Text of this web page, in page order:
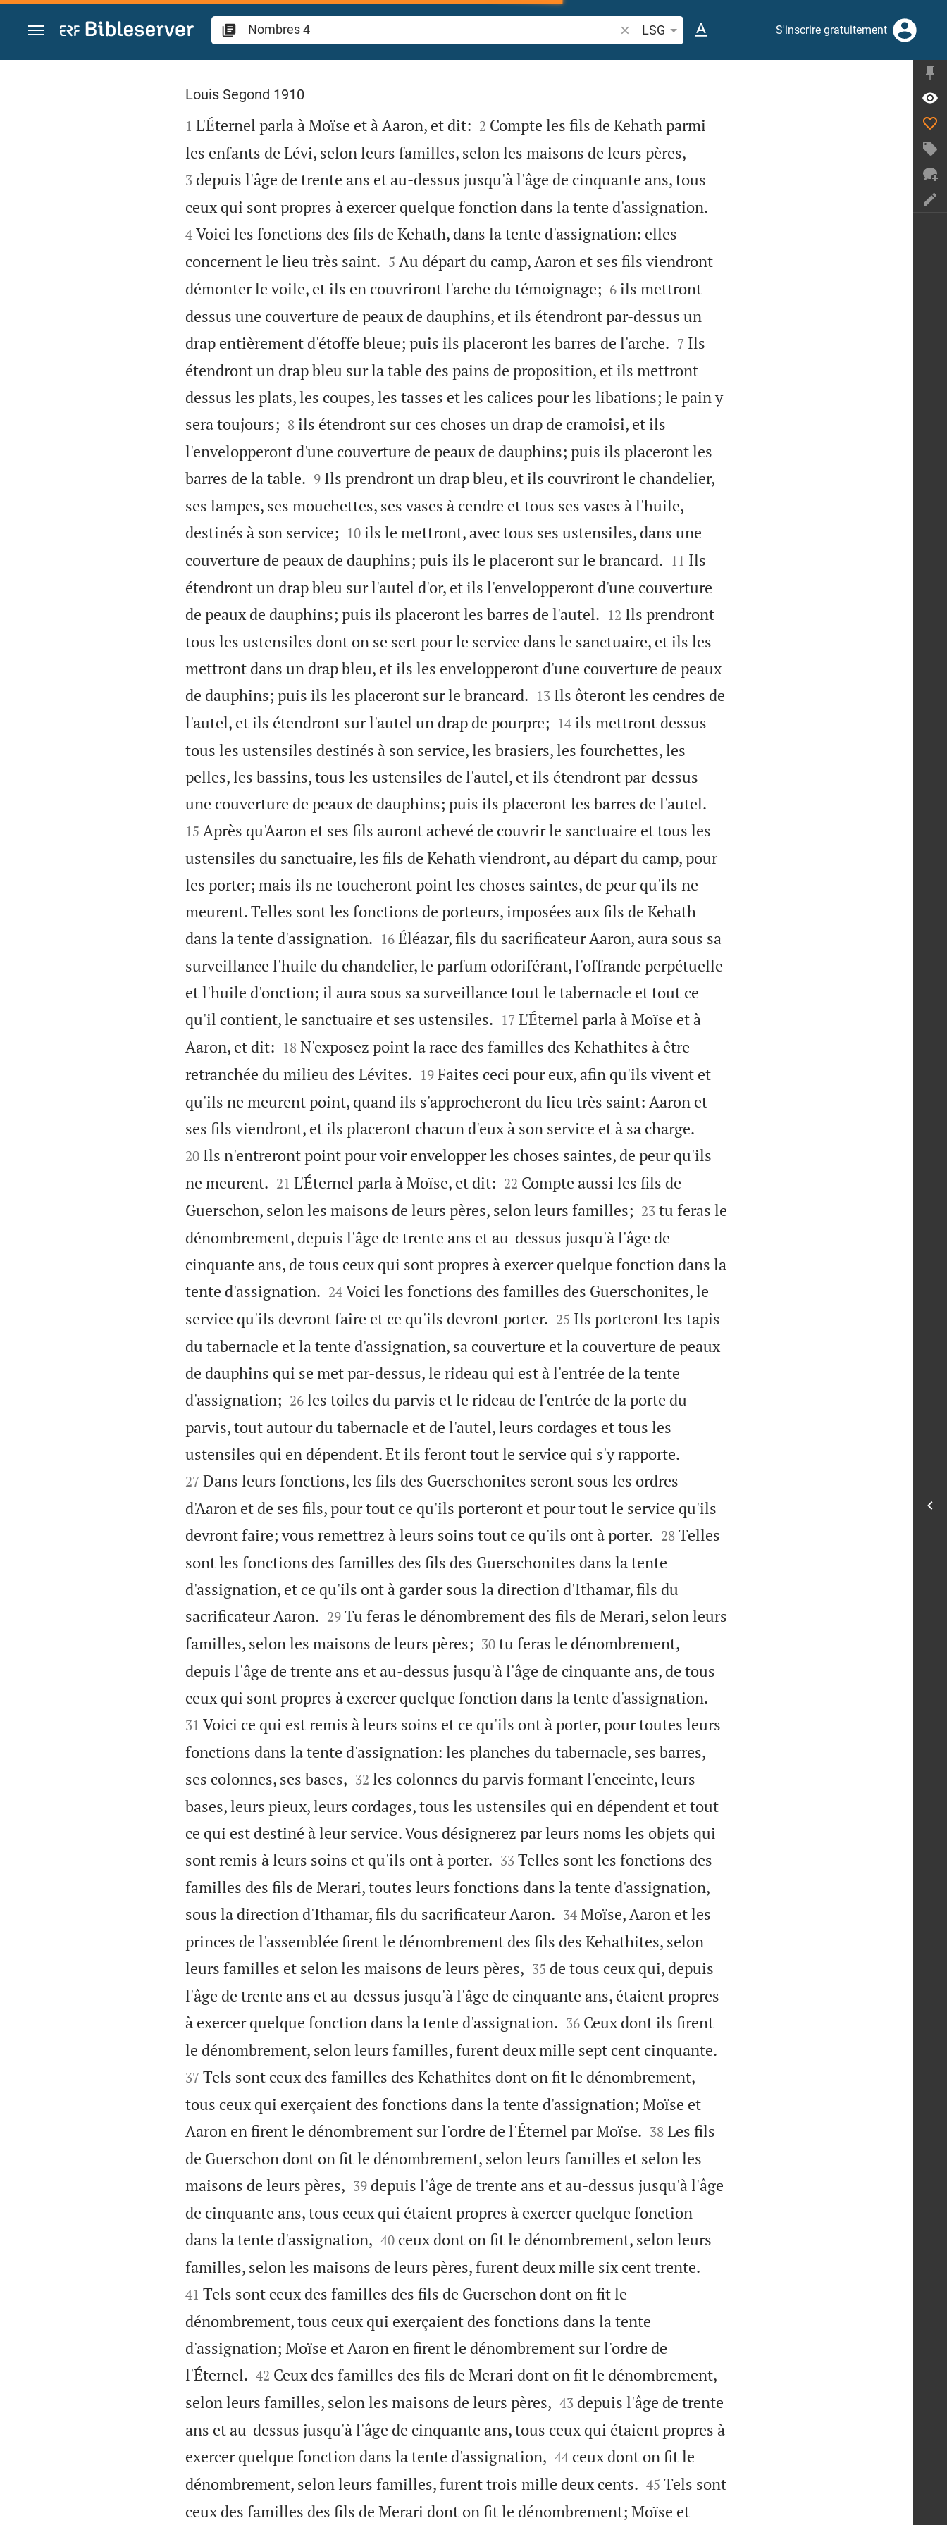
Aller vers contenu
Recherche d'un verset biblique ou mot
LSG S'inscrire gratuitement
Nombres 4
Louis Segond 1910

1 L'Éternel parla à Moïse et à Aaron, et dit:
2 Compte les fils de Kehath parmi
les enfants de Lévi, selon leurs familles, selon les maisons de leurs pères,
3 depuis l'âge de trente ans et au-dessus jusqu'à l'âge de cinquante ans, tous
ceux qui sont propres à exercer quelque fonction dans la tente d'assignation.
4 Voici les fonctions des fils de Kehath, dans la tente d'assignation: elles
concernent le lieu très saint.
5 Au départ du camp, Aaron et ses fils viendront
démonter le voile, et ils en couvriront l'arche du témoignage;
6 ils mettront
dessus une couverture de peaux de dauphins, et ils étendront par-dessus un
drap entièrement d'étoffe bleue; puis ils placeront les barres de l'arche.
7 Ils
étendront un drap bleu sur la table des pains de proposition, et ils mettront
dessus les plats, les coupes, les tasses et les calices pour les libations; le pain y
sera toujours;
8 ils étendront sur ces choses un drap de cramoisi, et ils
l'envelopperont d'une couverture de peaux de dauphins; puis ils placeront les
barres de la table.
9 Ils prendront un drap bleu, et ils couvriront le chandelier,
ses lampes, ses mouchettes, ses vases à cendre et tous ses vases à l'huile,
destinés à son service;
10 ils le mettront, avec tous ses ustensiles, dans une
couverture de peaux de dauphins; puis ils le placeront sur le brancard.
11 Ils
étendront un drap bleu sur l'autel d'or, et ils l'envelopperont d'une couverture
de peaux de dauphins; puis ils placeront les barres de l'autel.
12 Ils prendront
tous les ustensiles dont on se sert pour le service dans le sanctuaire, et ils les
mettront dans un drap bleu, et ils les envelopperont d'une couverture de peaux
de dauphins; puis ils les placeront sur le brancard.
13 Ils ôteront les cendres de
l'autel, et ils étendront sur l'autel un drap de pourpre;
14 ils mettront dessus
tous les ustensiles destinés à son service, les brasiers, les fourchettes, les
pelles, les bassins, tous les ustensiles de l'autel, et ils étendront par-dessus
une couverture de peaux de dauphins; puis ils placeront les barres de l'autel.
15 Après qu'Aaron et ses fils auront achevé de couvrir le sanctuaire et tous les
ustensiles du sanctuaire, les fils de Kehath viendront, au départ du camp, pour
les porter; mais ils ne toucheront point les choses saintes, de peur qu'ils ne
meurent. Telles sont les fonctions de porteurs, imposées aux fils de Kehath
dans la tente d'assignation.
16 Éléazar, fils du sacrificateur Aaron, aura sous sa
surveillance l'huile du chandelier, le parfum odoriférant, l'offrande perpétuelle
et l'huile d'onction; il aura sous sa surveillance tout le tabernacle et tout ce
qu'il contient, le sanctuaire et ses ustensiles.
17 L'Éternel parla à Moïse et à
Aaron, et dit:
18 N'exposez point la race des familles des Kehathites à être
retranchée du milieu des Lévites.
19 Faites ceci pour eux, afin qu'ils vivent et
qu'ils ne meurent point, quand ils s'approcheront du lieu très saint: Aaron et
ses fils viendront, et ils placeront chacun d'eux à son service et à sa charge.
20 Ils n'entreront point pour voir envelopper les choses saintes, de peur qu'ils
ne meurent.
21 L'Éternel parla à Moïse, et dit:
22 Compte aussi les fils de
Guerschon, selon les maisons de leurs pères, selon leurs familles;
23 tu feras le
dénombrement, depuis l'âge de trente ans et au-dessus jusqu'à l'âge de
cinquante ans, de tous ceux qui sont propres à exercer quelque fonction dans la
tente d'assignation.
24 Voici les fonctions des familles des Guerschonites, le
service qu'ils devront faire et ce qu'ils devront porter.
25 Ils porteront les tapis
du tabernacle et la tente d'assignation, sa couverture et la couverture de peaux
de dauphins qui se met par-dessus, le rideau qui est à l'entrée de la tente
d'assignation;
26 les toiles du parvis et le rideau de l'entrée de la porte du
parvis, tout autour du tabernacle et de l'autel, leurs cordages et tous les
ustensiles qui en dépendent. Et ils feront tout le service qui s'y rapporte.
27 Dans leurs fonctions, les fils des Guerschonites seront sous les ordres
d'Aaron et de ses fils, pour tout ce qu'ils porteront et pour tout le service qu'ils
devront faire; vous remettrez à leurs soins tout ce qu'ils ont à porter.
28 Telles
sont les fonctions des familles des fils des Guerschonites dans la tente
d'assignation, et ce qu'ils ont à garder sous la direction d'Ithamar, fils du
sacrificateur Aaron.
29 Tu feras le dénombrement des fils de Merari, selon leurs
familles, selon les maisons de leurs pères;
30 tu feras le dénombrement,
depuis l'âge de trente ans et au-dessus jusqu'à l'âge de cinquante ans, de tous
ceux qui sont propres à exercer quelque fonction dans la tente d'assignation.
31 Voici ce qui est remis à leurs soins et ce qu'ils ont à porter, pour toutes leurs
fonctions dans la tente d'assignation: les planches du tabernacle, ses barres,
ses colonnes, ses bases,
32 les colonnes du parvis formant l'enceinte, leurs
bases, leurs pieux, leurs cordages, tous les ustensiles qui en dépendent et tout
ce qui est destiné à leur service. Vous désignerez par leurs noms les objets qui
sont remis à leurs soins et qu'ils ont à porter.
33 Telles sont les fonctions des
familles des fils de Merari, toutes leurs fonctions dans la tente d'assignation,
sous la direction d'Ithamar, fils du sacrificateur Aaron.
34 Moïse, Aaron et les
princes de l'assemblée firent le dénombrement des fils des Kehathites, selon
leurs familles et selon les maisons de leurs pères,
35 de tous ceux qui, depuis
l'âge de trente ans et au-dessus jusqu'à l'âge de cinquante ans, étaient propres
à exercer quelque fonction dans la tente d'assignation.
36 Ceux dont ils firent
le dénombrement, selon leurs familles, furent deux mille sept cent cinquante.
37 Tels sont ceux des familles des Kehathites dont on fit le dénombrement,
tous ceux qui exerçaient des fonctions dans la tente d'assignation; Moïse et
Aaron en firent le dénombrement sur l'ordre de l'Éternel par Moïse.
38 Les fils
de Guerschon dont on fit le dénombrement, selon leurs familles et selon les
maisons de leurs pères,
39 depuis l'âge de trente ans et au-dessus jusqu'à l'âge
de cinquante ans, tous ceux qui étaient propres à exercer quelque fonction
dans la tente d'assignation,
40 ceux dont on fit le dénombrement, selon leurs
familles, selon les maisons de leurs pères, furent deux mille six cent trente.
41 Tels sont ceux des familles des fils de Guerschon dont on fit le
dénombrement, tous ceux qui exerçaient des fonctions dans la tente
d'assignation; Moïse et Aaron en firent le dénombrement sur l'ordre de
l'Éternel.
42 Ceux des familles des fils de Merari dont on fit le dénombrement,
selon leurs familles, selon les maisons de leurs pères,
43 depuis l'âge de trente
ans et au-dessus jusqu'à l'âge de cinquante ans, tous ceux qui étaient propres à
exercer quelque fonction dans la tente d'assignation,
44 ceux dont on fit le
dénombrement, selon leurs familles, furent trois mille deux cents.
45 Tels sont
ceux des familles des fils de Merari dont on fit le dénombrement; Moïse et